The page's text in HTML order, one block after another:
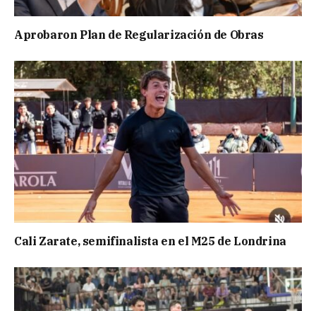
Aprobaron Plan de Regularización de Obras
Cali Zarate, semifinalista en el M25 de Londrina